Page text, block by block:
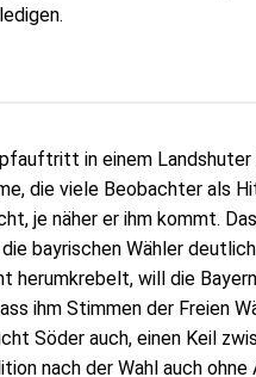
in einem
die viele Beobachter als
je näher er ihm kommt.
bayrischen Wähler
herumkrebelt, will die
ihm Stimmen der Freien
Söder auch, einen Keil
nach der Wahl auch ohne